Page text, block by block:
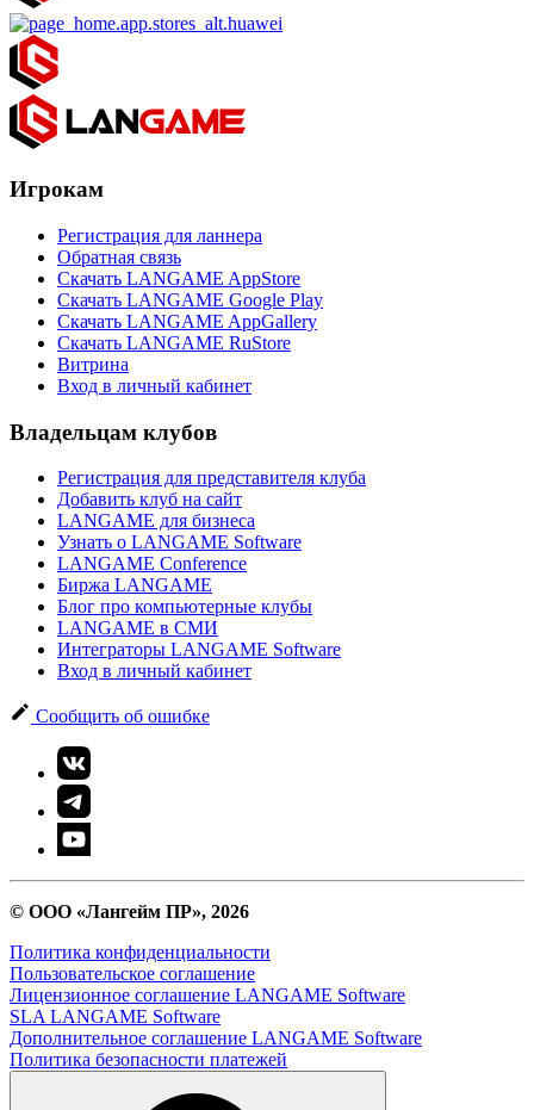
Игрокам
Регистрация для ланнера
Обратная связь
Скачать LANGAME AppStore
Скачать LANGAME Google Play
Скачать LANGAME AppGallery
Скачать LANGAME RuStore
Витрина
Вход в личный кабинет
Владельцам клубов
Регистрация для представителя клуба
Добавить клуб на сайт
LANGAME для бизнеса
Узнать о LANGAME Software
LANGAME Conference
Биржа LANGAME
Блог про компьютерные клубы
LANGAME в СМИ
Интеграторы LANGAME Software
Вход в личный кабинет
Сообщить об ошибке
© ООО «Лангейм ПР», 2026
Политика конфиденциальности
Пользовательское соглашение
Лицензионное соглашение LANGAME Software
SLA LANGAME Software
Дополнительное соглашение LANGAME Software
Политика безопасности платежей